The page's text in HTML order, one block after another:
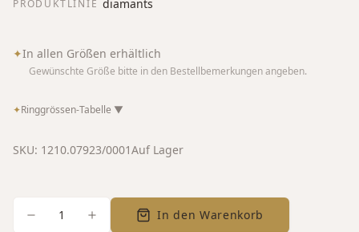
PRODUKTLINIE diamants
✦In allen Größen erhältlich
Gewünschte Größe bitte in den Bestellbemerkungen angeben.
✦Ringgrössen-Tabelle ▼
SKU: 1210.07923/0001Auf Lager
1 In den Warenkorb